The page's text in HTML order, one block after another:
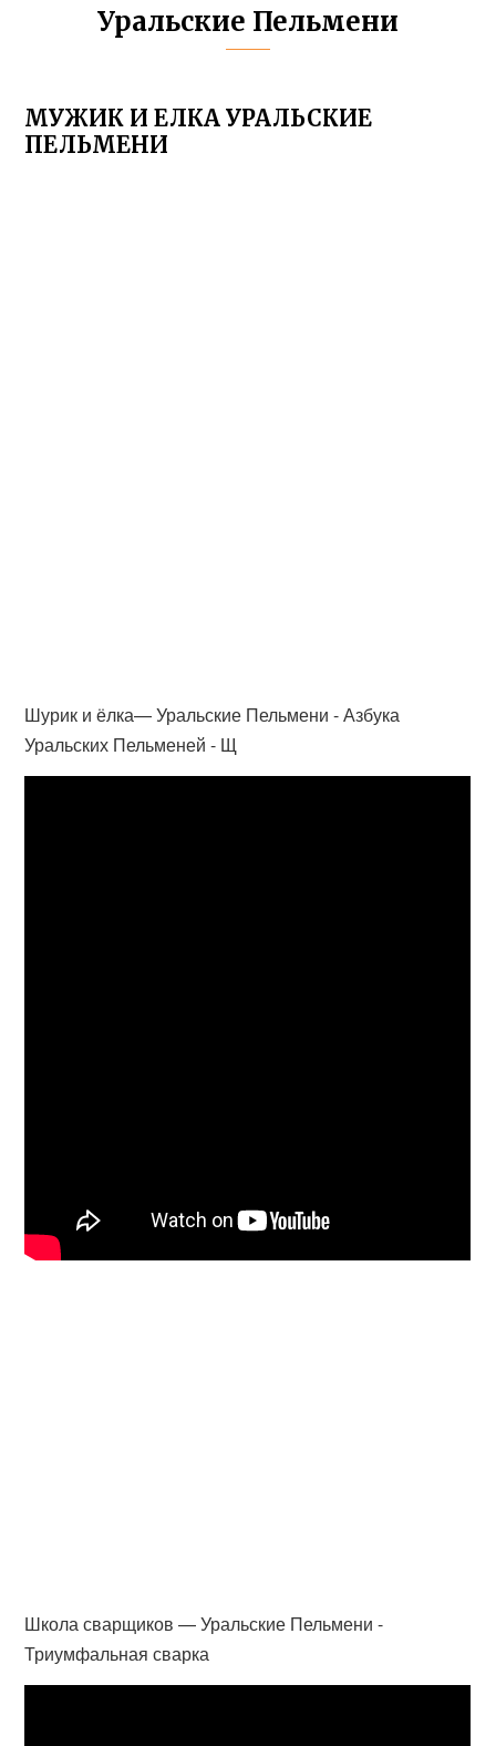
Уральские Пельмени
МУЖИК И ЕЛКА УРАЛЬСКИЕ
ПЕЛЬМЕНИ
Шурик и ёлка— Уральские Пельмени - Азбука
Уральских Пельменей - Щ
Школа сварщиков — Уральские Пельмени -
Триумфальная сварка